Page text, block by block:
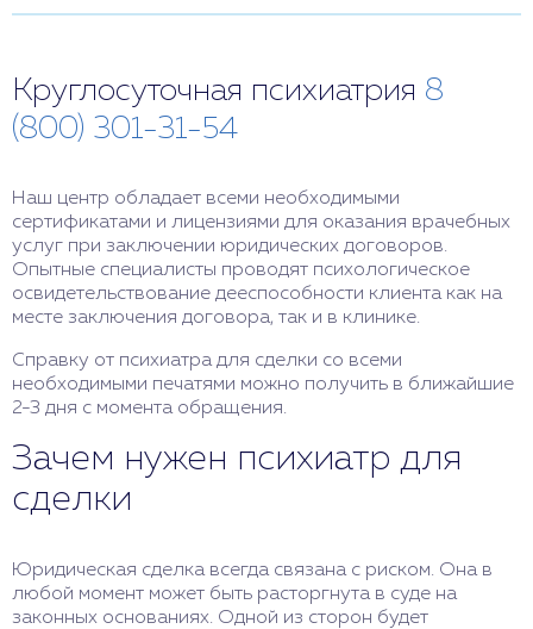
Круглосуточная психиатрия 8
(800) 301-31-54
Наш центр обладает всеми необходимыми
сертификатами и лицензиями для оказания врачебных
услуг при заключении юридических договоров.
Опытные специалисты проводят психологическое
освидетельствование дееспособности клиента как на
месте заключения договора, так и в клинике.
Справку от психиатра для сделки со всеми
необходимыми печатями можно получить в ближайшие
2-3 дня с момента обращения.
Зачем нужен психиатр для
сделки
Юридическая сделка всегда связана с риском. Она в
любой момент может быть расторгнута в суде на
законных основаниях. Одной из сторон будет